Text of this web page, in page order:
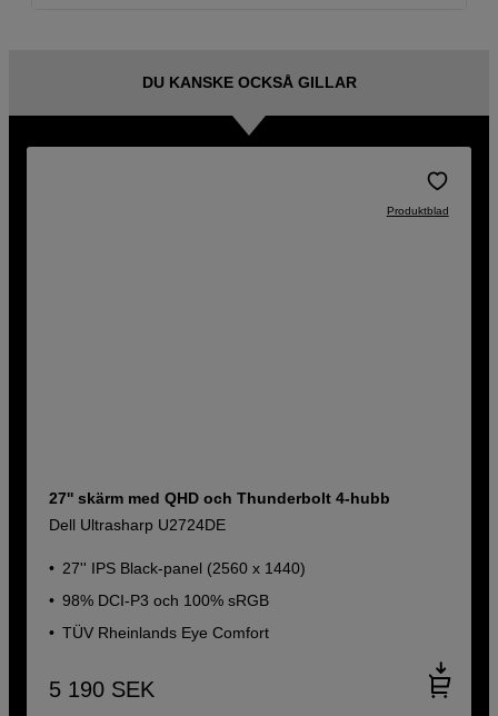
DU KANSKE OCKSÅ GILLAR
Produktblad
27'' skärm med QHD och Thunderbolt 4-hubb
Dell Ultrasharp U2724DE
27'' IPS Black-panel (2560 x 1440)
98% DCI-P3 och 100% sRGB
TÜV Rheinlands Eye Comfort
5 190 SEK